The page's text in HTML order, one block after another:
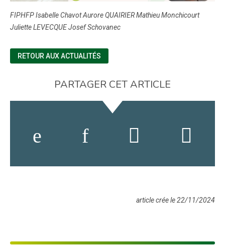
FIPHFP Isabelle Chavot Aurore QUAIRIER Mathieu Monchicourt
Juliette LEVECQUE Josef Schovanec
RETOUR AUX ACTUALITÉS
PARTAGER CET ARTICLE
article crée le 22/11/2024